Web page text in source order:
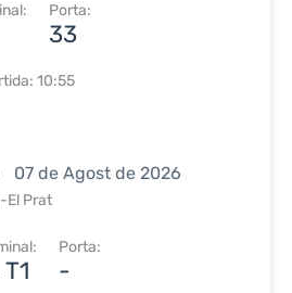
Porta:
33
10:55
07 de Agost de 2026
El Prat
Porta:
-